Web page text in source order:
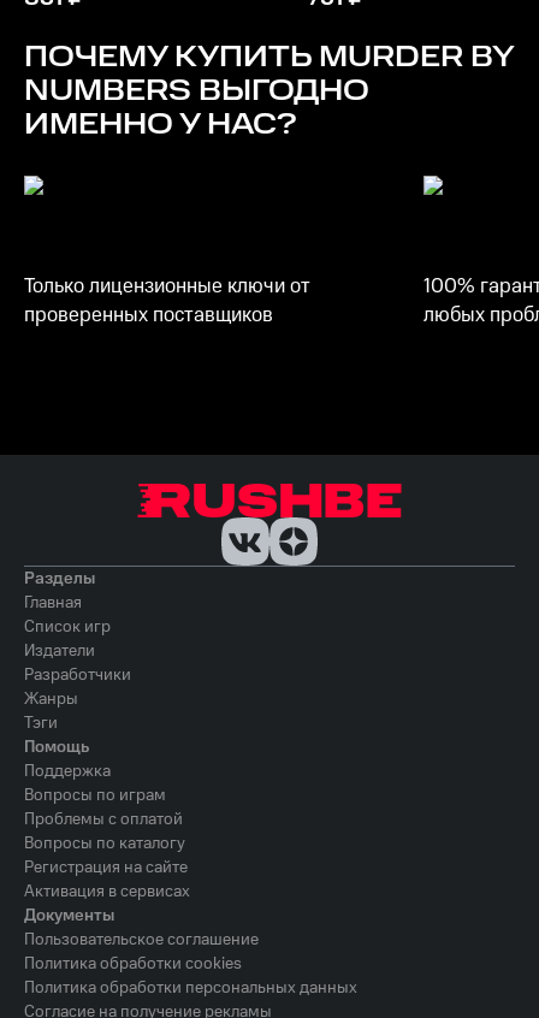
ПОЧЕМУ КУПИТЬ MURDER BY
NUMBERS ВЫГОДНО
ИМЕННО У НАС?
Только лицензионные ключи от
проверенных поставщиков
100%
любых
Разделы
Главная
Список игр
Издатели
Разработчики
Жанры
Тэги
Помощь
Поддержка
Вопросы по играм
Проблемы с оплатой
Вопросы по каталогу
Регистрация на сайте
Активация в сервисах
Документы
Пользовательское соглашение
Политика обработки cookies
Политика обработки персональных данных
Согласие на получение рекламы